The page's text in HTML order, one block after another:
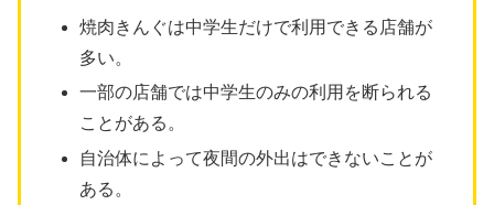
焼肉きんぐは中学生だけで利用できる店舗が
多い。
一部の店舗では中学生のみの利用を断られる
ことがある。
自治体によって夜間の外出はできないことが
ある。